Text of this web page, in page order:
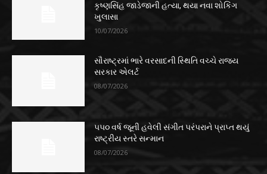
કૃષ્ણસિંહ જાડેજાની હત્યા, થયા નવા શોકિંગ
ખુલાસા
10/07/2026
સૌરાષ્ટ્રમાં ભારે વરસાદની સ્થિતિ વચ્ચે રાજ્ય
સરકાર એલર્ટ
08/07/2026
૫૫૦ વર્ષ જૂની હવેલી સંગીત પરંપરાને પ્રાપ્ત થયું
રાષ્ટ્રીય સ્તરે સન્માન
08/07/2026